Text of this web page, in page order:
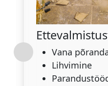
Vana
Lihvimine